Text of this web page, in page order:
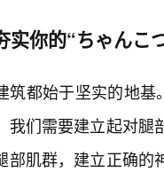
你的“ちゃんこ
筑都始于坚实的地基
我们需要建立起对
部肌群，建立正确